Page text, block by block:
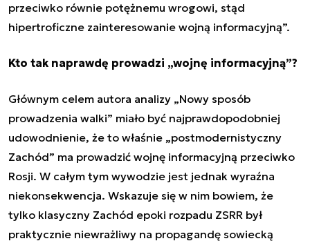
przeciwko równie potężnemu wrogowi, stąd
hipertroficzne zainteresowanie wojną informacyjną”.
Kto tak naprawdę prowadzi „wojnę informacyjną”?
Głównym celem autora analizy „Nowy sposób
prowadzenia walki” miało być najprawdopodobniej
udowodnienie, że to właśnie „postmodernistyczny
Zachód” ma prowadzić wojnę informacyjną przeciwko
Rosji. W całym tym wywodzie jest jednak wyraźna
niekonsekwencja. Wskazuje się w nim bowiem, że
tylko klasyczny Zachód epoki rozpadu ZSRR był
praktycznie niewrażliwy na propagandę sowiecką